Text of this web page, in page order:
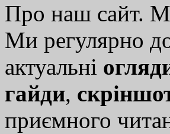
Про наш сайт.
Ми регулярно
актуальні
гайди,
приємного